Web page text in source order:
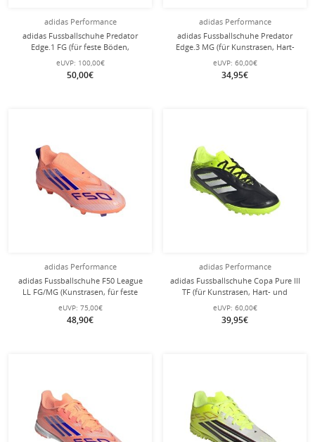
adidas Performance
adidas Fussballschuhe Predator
Edge.1 FG (für feste Böden,
Naturrasen) schwarz Kinder
eUVP: 100,00€
50,00€
adidas Performance
adidas Fussballschuhe Predator
Edge.3 MG (für Kunstrasen, Hart-
und Aschenplätze) solarrot Kinder
eUVP: 60,00€
34,95€
adidas Performance
adidas Fussballschuhe F50 League
LL FG/MG (Kunstrasen, für feste
Böden) orange/blau Jungen
eUVP: 75,00€
48,90€
adidas Performance
adidas Fussballschuhe Copa Pure III
TF (für Kunstrasen, Hart- und
Aschenplätze) schwarz/limegrün
Jungen
eUVP: 60,00€
39,95€